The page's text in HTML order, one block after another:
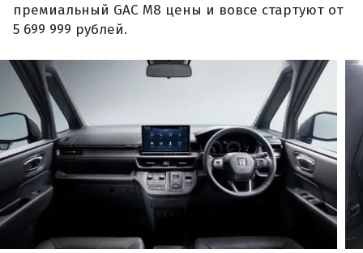
премиальный GAC M8 цены и вовсе стартуют от
5 699 999 рублей.